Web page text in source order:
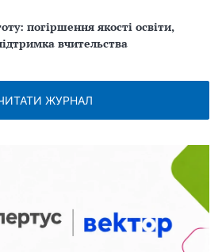
погіршення якості освіти,
вчительства
ЖУРНАЛ